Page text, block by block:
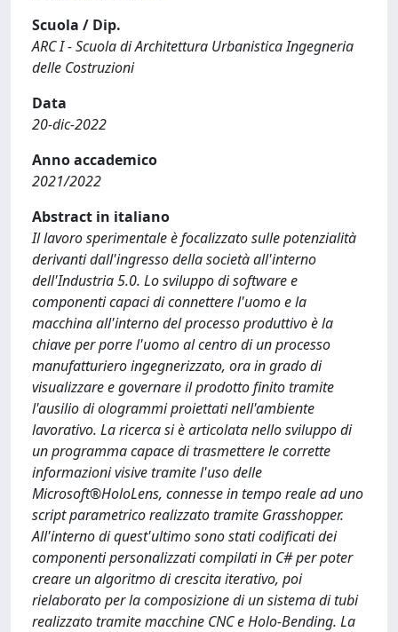
Scuola / Dip.
ARC I - Scuola di Architettura Urbanistica Ingegneria
delle Costruzioni
Data
20-dic-2022
Anno accademico
2021/2022
Abstract in italiano
Il lavoro sperimentale è focalizzato sulle potenzialità
derivanti dall'ingresso della società all'interno
dell'Industria 5.0. Lo sviluppo di software e
componenti capaci di connettere l'uomo e la
macchina all'interno del processo produttivo è la
chiave per porre l'uomo al centro di un processo
manufatturiero ingegnerizzato, ora in grado di
visualizzare e governare il prodotto finito tramite
l'ausilio di ologrammi proiettati nell'ambiente
lavorativo. La ricerca si è articolata nello sviluppo di
un programma capace di trasmettere le corrette
informazioni visive tramite l'uso delle
Microsoft®HoloLens, connesse in tempo reale ad uno
script parametrico realizzato tramite Grasshopper.
All'interno di quest'ultimo sono stati codificati dei
componenti personalizzati compilati in C# per poter
creare un algoritmo di crescita iterativo, poi
rielaborato per la composizione di un sistema di tubi
realizzato tramite macchine CNC e Holo-Bending. La